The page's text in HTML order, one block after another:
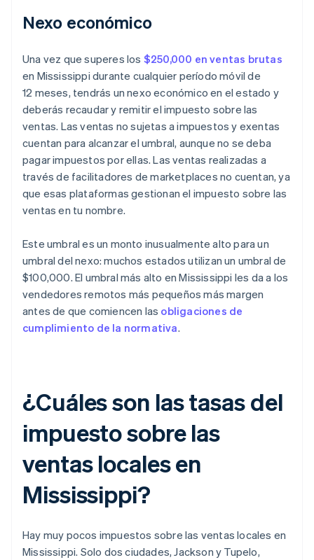
Nexo económico
Una vez que superes los $250,000 en ventas brutas
en Mississippi durante cualquier período móvil de
12 meses, tendrás un nexo económico en el estado y
deberás recaudar y remitir el impuesto sobre las
ventas. Las ventas no sujetas a impuestos y exentas
cuentan para alcanzar el umbral, aunque no se deba
pagar impuestos por ellas. Las ventas realizadas a
través de facilitadores de marketplaces no cuentan, ya
que esas plataformas gestionan el impuesto sobre las
ventas en tu nombre.
Este umbral es un monto inusualmente alto para un
umbral del nexo: muchos estados utilizan un umbral de
$100,000. El umbral más alto en Mississippi les da a los
vendedores remotos más pequeños más margen
antes de que comiencen las obligaciones de
cumplimiento de la normativa.
¿Cuáles son las tasas del
impuesto sobre las
ventas locales en
Mississippi?
Hay muy pocos impuestos sobre las ventas locales en
Mississippi. Solo dos ciudades, Jackson y Tupelo,